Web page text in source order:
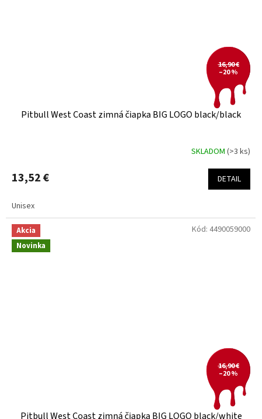
16,90 €
–20 %
Pitbull West Coast zimná čiapka BIG LOGO black/black
SKLADOM (>3 ks)
13,52 € DETAIL
Unisex
Akcia
Novinka
16,90 €
–20 %
Pitbull West Coast zimná čiapka BIG LOGO black/white
Kód: 4490059000